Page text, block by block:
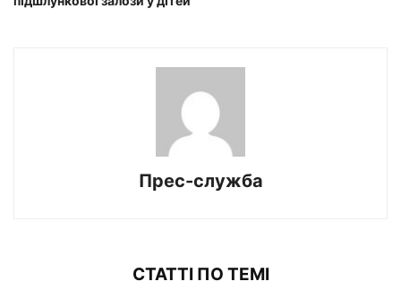
Прес-служба
СТАТТІ ПО ТЕМІ